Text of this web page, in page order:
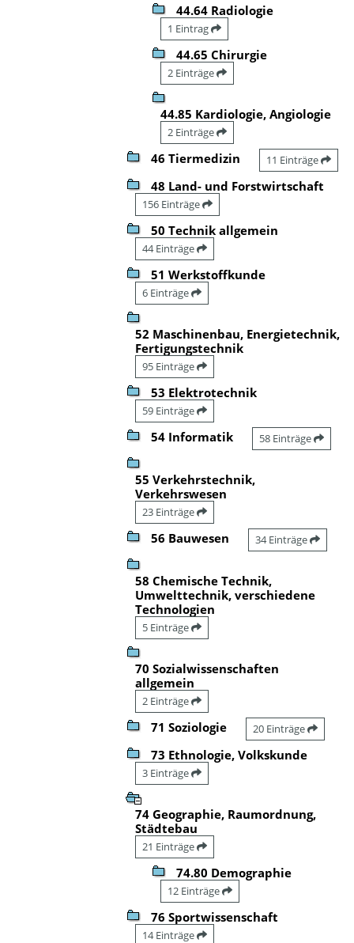
44.64 Radiologie
1 Eintrag
44.65 Chirurgie
2 Einträge
44.85 Kardiologie, Angiologie
2 Einträge
46 Tiermedizin 11 Einträge
48 Land- und Forstwirtschaft
156 Einträge
50 Technik allgemein
44 Einträge
51 Werkstoffkunde
6 Einträge
52 Maschinenbau, Energietechnik,
Fertigungstechnik
95 Einträge
53 Elektrotechnik
59 Einträge
54 Informatik 58 Einträge
55 Verkehrstechnik,
Verkehrswesen
23 Einträge
56 Bauwesen 34 Einträge
58 Chemische Technik,
Umwelttechnik, verschiedene
Technologien
5 Einträge
70 Sozialwissenschaften
allgemein
2 Einträge
71 Soziologie 20 Einträge
73 Ethnologie, Volkskunde
3 Einträge
74 Geographie, Raumordnung,
Städtebau
21 Einträge
74.80 Demographie
12 Einträge
76 Sportwissenschaft
14 Einträge